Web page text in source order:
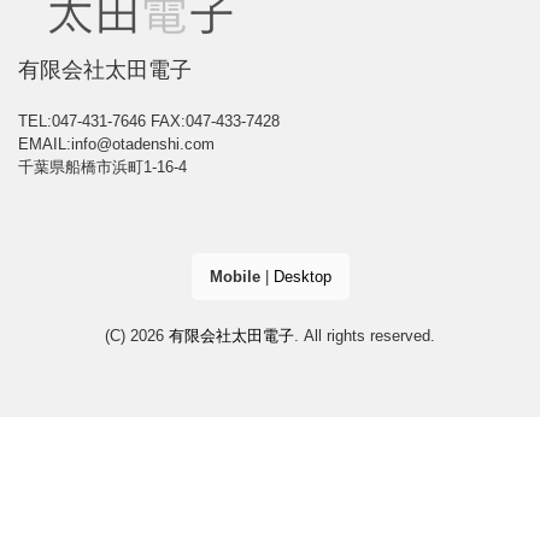
有限会社太田電子
TEL:047-431-7646 FAX:047-433-7428
EMAIL:info@otadenshi.com
千葉県船橋市浜町1-16-4
Mobile| Desktop
(C) 2026 有限会社太田電子. All rights reserved.